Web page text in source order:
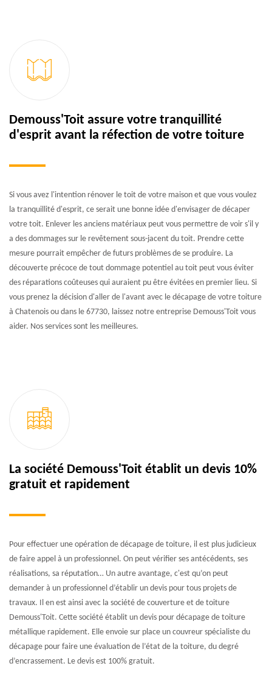
Demouss'Toit assure votre tranquillité
d'esprit avant la réfection de votre toiture
Si vous avez l'intention rénover le toit de votre maison et que vous voulez
la tranquillité d'esprit, ce serait une bonne idée d'envisager de décaper
votre toit. Enlever les anciens matériaux peut vous permettre de voir s'il y
a des dommages sur le revêtement sous-jacent du toit. Prendre cette
mesure pourrait empêcher de futurs problèmes de se produire. La
découverte précoce de tout dommage potentiel au toit peut vous éviter
des réparations coûteuses qui auraient pu être évitées en premier lieu. Si
vous prenez la décision d'aller de l'avant avec le décapage de votre toiture
à Chatenois ou dans le 67730, laissez notre entreprise Demouss'Toit vous
aider. Nos services sont les meilleures.
La société Demouss'Toit établit un devis 10%
gratuit et rapidement
Pour effectuer une opération de décapage de toiture, il est plus judicieux
de faire appel à un professionnel. On peut vérifier ses antécédents, ses
réalisations, sa réputation… Un autre avantage, c'est qu’on peut
demander à un professionnel d’établir un devis pour tous projets de
travaux. Il en est ainsi avec la société de couverture et de toiture
Demouss'Toit. Cette société établit un devis pour décapage de toiture
métallique rapidement. Elle envoie sur place un couvreur spécialiste du
décapage pour faire une évaluation de l’état de la toiture, du degré
d’encrassement. Le devis est 100% gratuit.